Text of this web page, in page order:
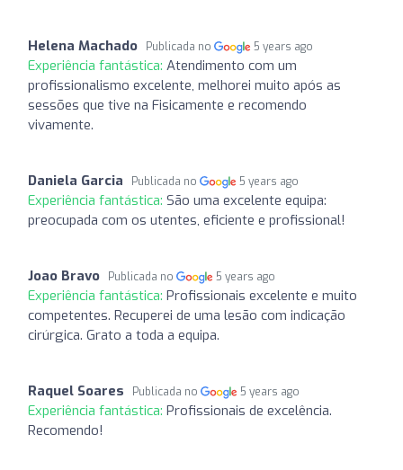
Helena Machado Publicada no 5 years ago
Experiência fantástica: Atendimento com um
profissionalismo excelente, melhorei muito após as
sessões que tive na Fisicamente e recomendo
vivamente.
Daniela Garcia Publicada no 5 years ago
Experiência fantástica: São uma excelente equipa:
preocupada com os utentes, eficiente e profissional!
Joao Bravo Publicada no 5 years ago
Experiência fantástica: Profissionais excelente e muito
competentes. Recuperei de uma lesão com indicação
cirúrgica. Grato a toda a equipa.
Raquel Soares Publicada no 5 years ago
Experiência fantástica: Profissionais de excelência.
Recomendo!